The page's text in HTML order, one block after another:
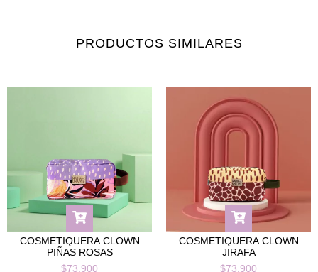
PRODUCTOS SIMILARES
COSMETIQUERA CLOWN
PIÑAS ROSAS
$73.900
COSMETIQUERA CLOWN
JIRAFA
$73.900